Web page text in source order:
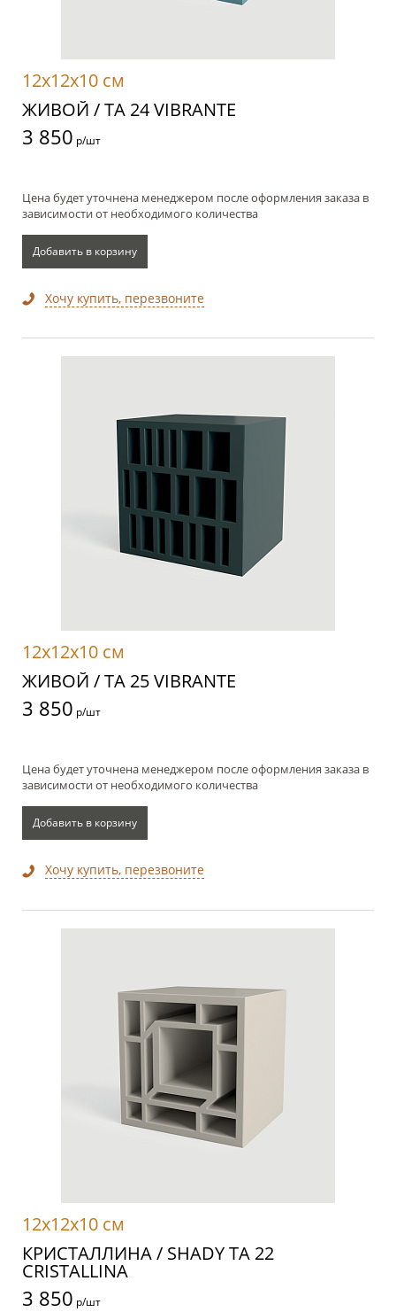
12x12x10 см
ЖИВОЙ / TA 24 VIBRANTE
3 850 р/шт
Цена будет уточнена менеджером после оформления заказа в
зависимости от необходимого количества
Добавить в корзину
Хочу купить, перезвоните
12x12x10 см
ЖИВОЙ / TA 25 VIBRANTE
3 850 р/шт
Цена будет уточнена менеджером после оформления заказа в
зависимости от необходимого количества
Добавить в корзину
Хочу купить, перезвоните
12x12x10 см
КРИСТАЛЛИНА / SHADY TA 22
CRISTALLINA
3 850 р/шт